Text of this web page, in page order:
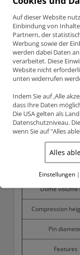
Audi A6 S4 RS4
JE Pistons
Audi A6 Allroad, S4,
AZF, AJK, ARE, AZA,
Bore size
Stroke
JE Pistons
Dome volume
Compression
Pin
Features
Auf dieser Website
Einbindung von
Partnern, der
Werbung sowie der
werden dabei Daten
verarbeitet. Diese
Website nicht
unten widerrufen
Indem Sie auf ‚Alle
dass Ihre Daten
Die USA gelten als
Datenschutzniveau.
wenn Sie auf "Alles
Alles
Einstellungen |